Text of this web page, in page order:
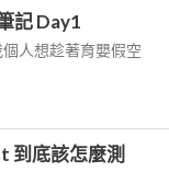
記 Day1
人想趁著育嬰假空
到底該怎麼測